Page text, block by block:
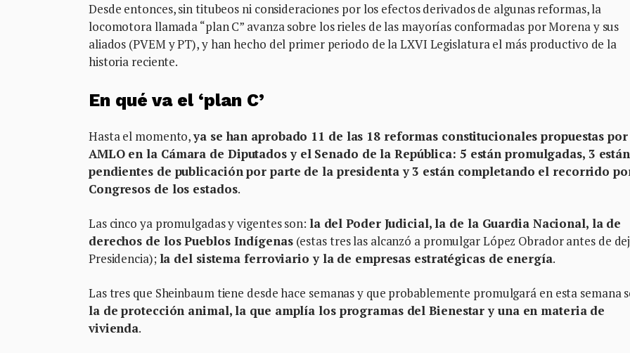
Desde entonces, sin titubeos ni consideraciones por los efectos derivados de algunas reformas, la
locomotora llamada “plan C” avanza sobre los rieles de las mayorías conformadas por Morena y sus
aliados (PVEM y PT), y han hecho del primer periodo de la LXVI Legislatura el más productivo de la
historia reciente.
En qué va el ‘plan C’
Hasta el momento,ya se han aprobado 11 de las 18 reformas constitucionales propuestas por
AMLO en la Cámara de Diputados y el Senado de la República: 5 están promulgadas, 3 están
pendientes de publicación por parte de la presidenta y 3 están completando el recorrido
Congresos de los estados.
Las cinco ya promulgadas y vigentes son: la del Poder Judicial, la de la Guardia Nacional, la de
derechos de los Pueblos Indígenas(estas tres las alcanzó a promulgar López Obrador antes de
Presidencia);la del sistema ferroviario y la de empresas estratégicas de energía.
Las tres que Sheinbaum tiene desde hace semanas y que probablemente promulgará en esta semana
la de protección animal, la que amplía los programas del Bienestar y una en materia de
vivienda.